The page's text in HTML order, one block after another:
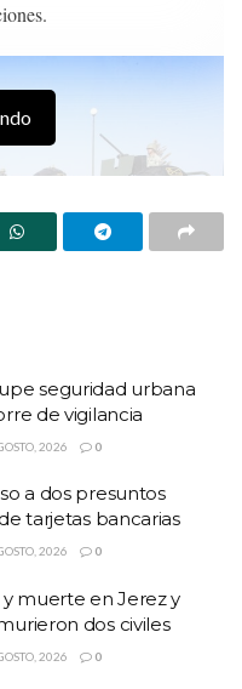
urbana con una
bancarias
Jerez y Joaquín
seguridad urbana
de vigilancia
2026 0
a dos presuntos
tarjetas bancarias
2026 0
muerte en Jerez y
dos civiles
2026 0